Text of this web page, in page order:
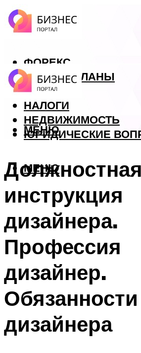
ФОРЕКС
БИЗНЕС ПЛАНЫ
КРЕДИТЫ
НАЛОГИ
НЕДВИЖИМОСТЬ
ЮРИДИЧЕСКИЕ
МЕНЮ
МЕНЮ
Должностная
инструкция
дизайнера.
Профессия
дизайнер.
Обязанности
дизайнера